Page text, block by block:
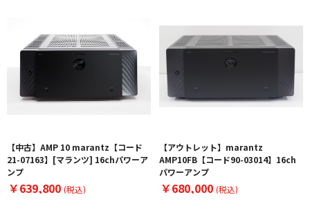
【中古】AMP 10 marantz【コード
21-07163】[マランツ] 16chパワーア
ンプ
￥639,800 (税込)
【アウトレット】marantz
AMP10FB【コード90-03014】16ch
パワーアンプ
￥680,000 (税込)